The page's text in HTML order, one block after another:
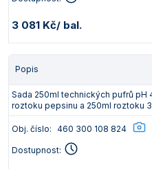
3 081 Kč/ bal.
Popis
Sada 250ml technických pufrů pH
roztoku pepsinu a 250ml roztoku
Obj. číslo: 460 300 108 824
Dostupnost: